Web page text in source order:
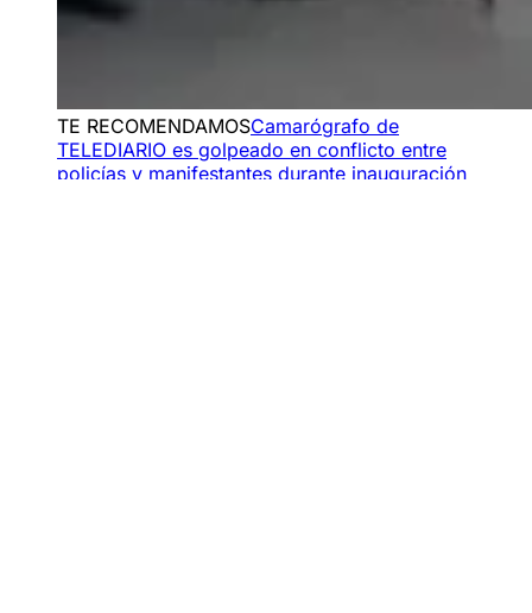
TE RECOMENDAMOSCamarógrafo de
TELEDIARIO es golpeado en conflicto entre
policías y manifestantes durante inauguración